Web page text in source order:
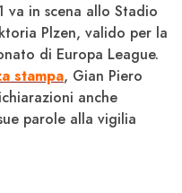
va in scena allo Stadio
Plzen, valido per la
di Europa League.
stampa, Gian Piero
anche
parole alla vigilia